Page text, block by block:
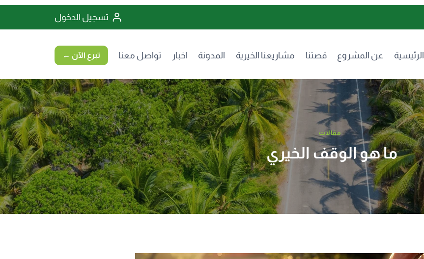
تسجيل الدخول
الرئيسية عن المشروع قصتنا مشاريعنا الخيرية المدونة اخبار تواصل معنا تبرع الآن ←
مقالات
ما هو الوقف الخيري